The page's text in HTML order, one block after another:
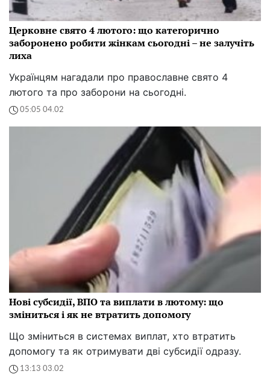
Церковне свято 4 лютого: що категорично
заборонено робити жінкам сьогодні – не залучіть
лиха
Українцям нагадали про православне свято 4
лютого та про заборони на сьогодні.
05:05 04.02
Нові субсидії, ВПО та виплати в лютому: що
зміниться і як не втратить допомогу
Що зміниться в системах виплат, хто втратить
допомогу та як отримувати дві субсидії одразу.
13:13 03.02